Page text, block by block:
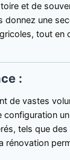
et de
une
tout en
:
de vastes
tels que
rénovation